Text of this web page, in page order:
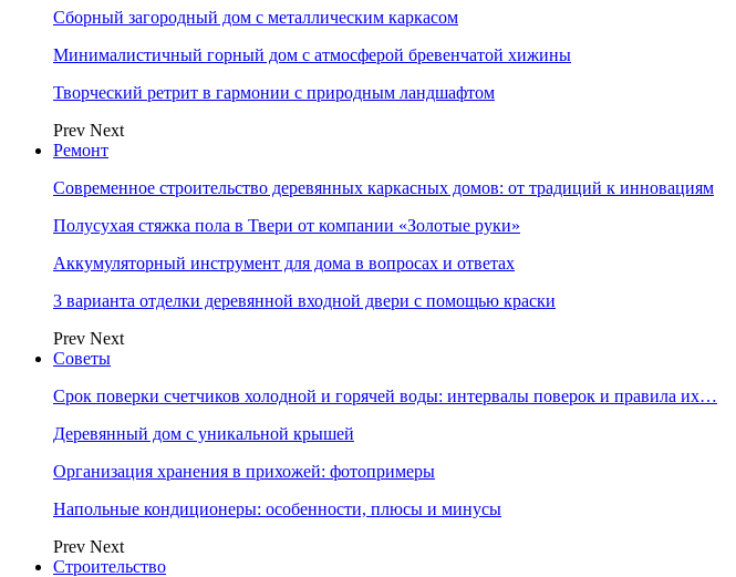
Сборный загородный дом с металлическим каркасом
Минималистичный горный дом с атмосферой бревенчатой хижины
Творческий ретрит в гармонии с природным ландшафтом
Prev Next
Ремонт
Современное строительство деревянных каркасных домов: от традиций к инновациям
Полусухая стяжка пола в Твери от компании «Золотые руки»
Аккумуляторный инструмент для дома в вопросах и ответах
3 варианта отделки деревянной входной двери с помощью краски
Prev Next
Советы
Срок поверки счетчиков холодной и горячей воды: интервалы поверок и правила их…
Деревянный дом с уникальной крышей
Организация хранения в прихожей: фотопримеры
Напольные кондиционеры: особенности, плюсы и минусы
Prev Next
Строительство